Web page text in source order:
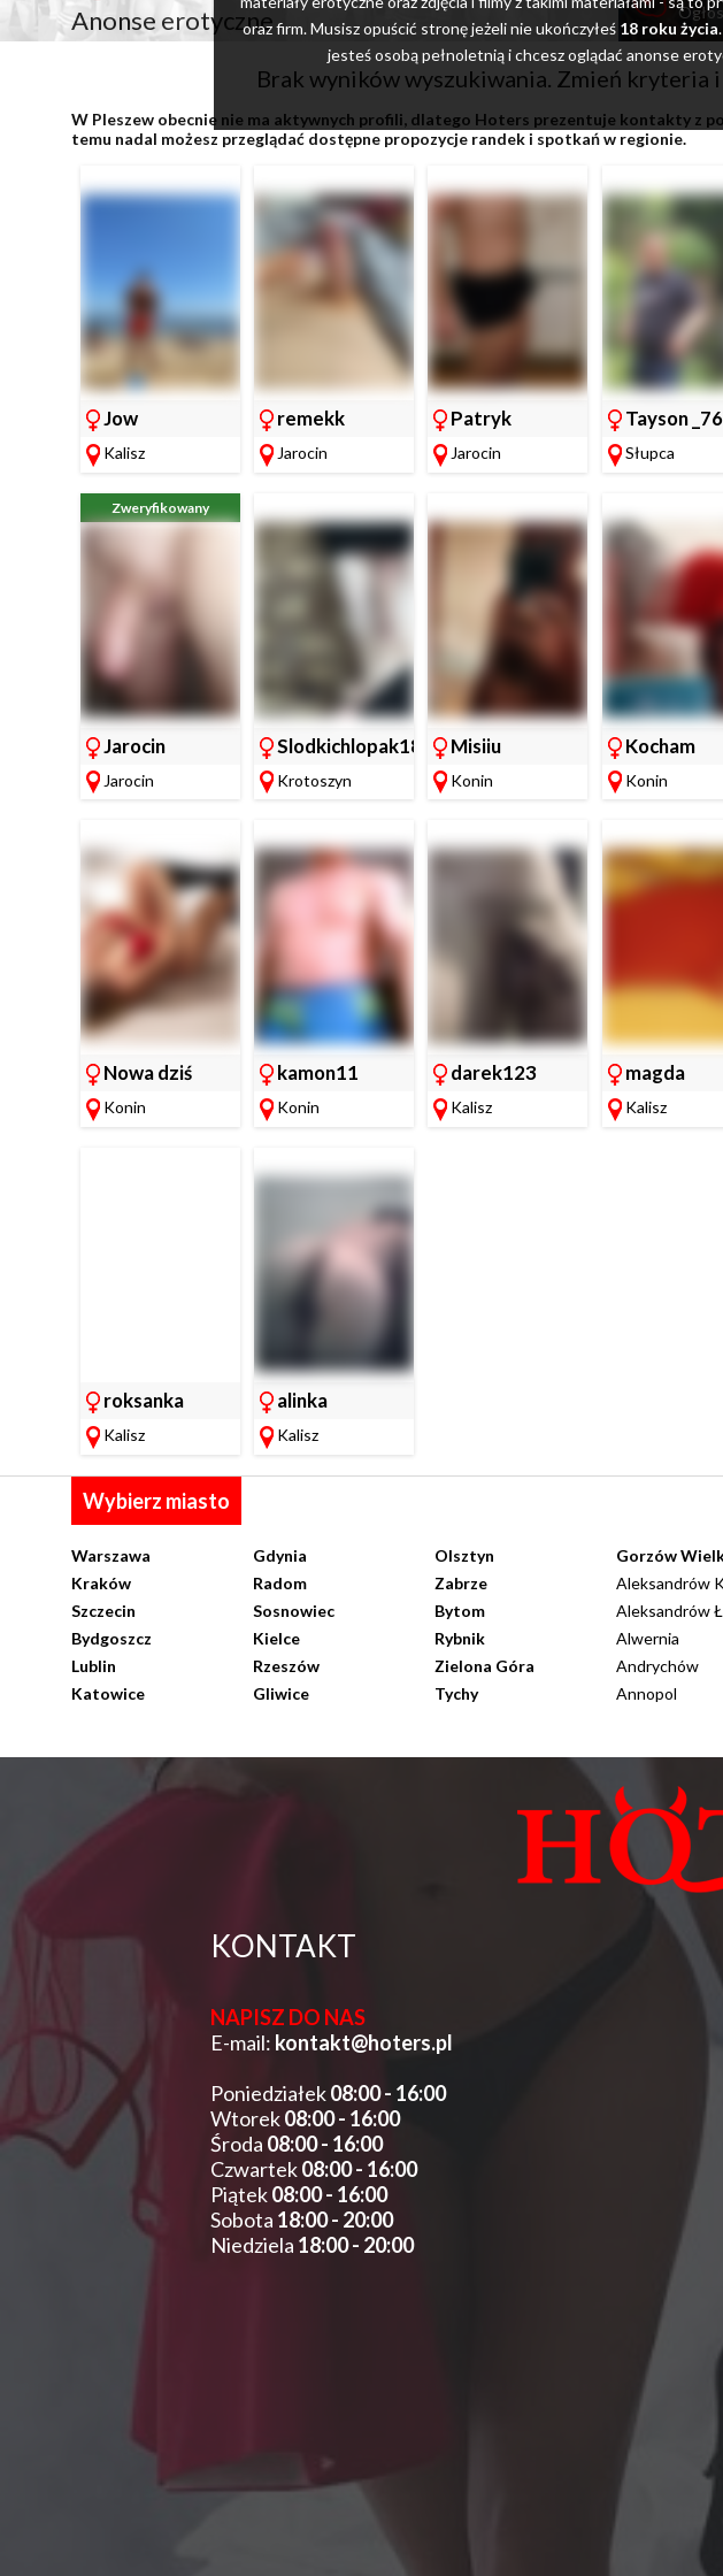
oraz firm. Musisz opuścić stronę jeżeli nie ukończyłeś 18 roku życia
jesteś osobą pełnoletnią i chcesz oglądać anonse
Anonse erotyczne
Brak wyników wyszukiwania. Zmień kryteria
W Pleszew obecnie nie ma aktywnych profili, dlatego Hoters prezentuje kontakty z
temu nadal możesz przeglądać dostępne propozycje randek i spotkań w regionie.
Jow
Kalisz
remekk
Jarocin
Patryk
Jarocin
Tayson _76
Słupca
Zweryfikowany
Jarocin
Jarocin
Slodkichlopak18
Krotoszyn
Misiiu
Konin
Kocham
starszych!
Konin
Nowa dziś
200zł
Konin
kamon11
Konin
darek123
Kalisz
magda
Kalisz
roksanka
Kalisz
alinka
Kalisz
Wybierz miasto
Warszawa
Kraków
Szczecin
Bydgoszcz
Lublin
Katowice
Gdynia
Radom
Sosnowiec
Kielce
Rzeszów
Gliwice
Olsztyn
Zabrze
Bytom
Rybnik
Zielona Góra
Tychy
Gorzów
Aleksandrów
Aleksandrów
Alwernia
Andrychów
Annopol
KONTAKT
NAPISZ DO NAS
E-mail: kontakt@hoters.pl
Poniedziałek08:00 - 16:00
Wtorek08:00 - 16:00
Środa 08:00 - 16:00
Czwartek08:00 - 16:00
Piątek08:00 - 16:00
Sobota 18:00 - 20:00
Niedziela 18:00 - 20:00